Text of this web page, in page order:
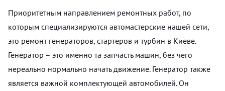
Приоритетным направлением ремонтных работ, по
которым специализируются автомастерские нашей сети,
это ремонт генераторов, стартеров и турбин в Киеве.
Генератор – это именно та запчасть машин, без чего
нереально нормально начать движение. Генератор также
является важной комплектующей автомобилей. Он